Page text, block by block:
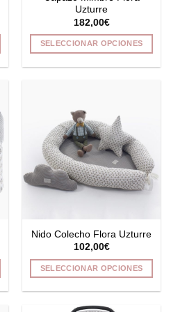
de
producto
Uzturre
182,00€
SELECCIONAR OPCIONES
variantes.
Las
opciones
se
pueden
elegir
la
página
de
producto
Nido Colecho Flora Uzturre
102,00€
SELECCIONAR OPCIONES